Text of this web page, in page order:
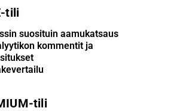
tili
suosituin aamukatsaus
kommentit ja
tili